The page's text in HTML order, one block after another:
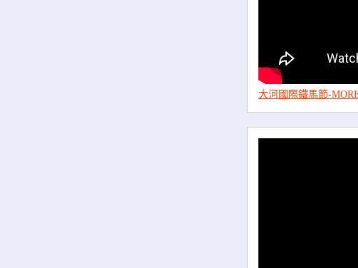
大河國際鐵馬節-